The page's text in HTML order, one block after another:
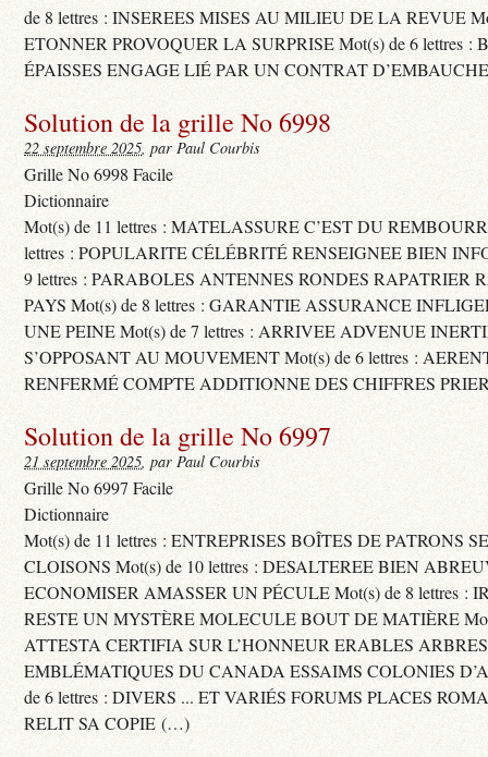
de 8 lettres : INSEREES MISES AU MILIEU DE LA REVUE
ETONNER PROVOQUER LA SURPRISE Mot(s) de 6 lettres :
ÉPAISSES ENGAGE LIÉ PAR UN CONTRAT
Solution de la grille No 6998
22 septembre 2025, par Paul Courbis
Grille No 6998 Facile
Dictionnaire
Mot(s) de 11 lettres : MATELASSURE C’EST DU
lettres : POPULARITE CÉLÉBRITÉ RENSEIGNEE BIEN
9 lettres : PARABOLES ANTENNES RONDES RAPATRIER
PAYS Mot(s) de 8 lettres : GARANTIE ASSURANCE
UNE PEINE Mot(s) de 7 lettres : ARRIVEE ADVENUE
S’OPPOSANT AU MOUVEMENT Mot(s) de 6 lettres :
RENFERMÉ COMPTE ADDITIONNE DES CHIFFRES
Solution de la grille No 6997
21 septembre 2025, par Paul Courbis
Grille No 6997 Facile
Dictionnaire
Mot(s) de 11 lettres : ENTREPRISES BOÎTES DE PATRONS
CLOISONS Mot(s) de 10 lettres : DESALTEREE BIEN
ECONOMISER AMASSER UN PÉCULE Mot(s) de 8 lettres :
RESTE UN MYSTÈRE MOLECULE BOUT DE MATIÈRE
ATTESTA CERTIFIA SUR L’HONNEUR ERABLES ARBRES
EMBLÉMATIQUES DU CANADA ESSAIMS COLONIES
de 6 lettres : DIVERS ... ET VARIÉS FORUMS PLACES
RELIT SA COPIE (…)